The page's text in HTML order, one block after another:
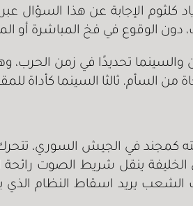
كلثوم الإجابة عن هذا السؤال
الوقوع في فخ المباشرة أو
والسينما تحديدًا في زمن
من السأم. ثالثا السينما كأداة
رحلته كمجند في الجيش السوري،
الخليفة ينقل شريط الصوت
يريد اسقاط النظام الذي